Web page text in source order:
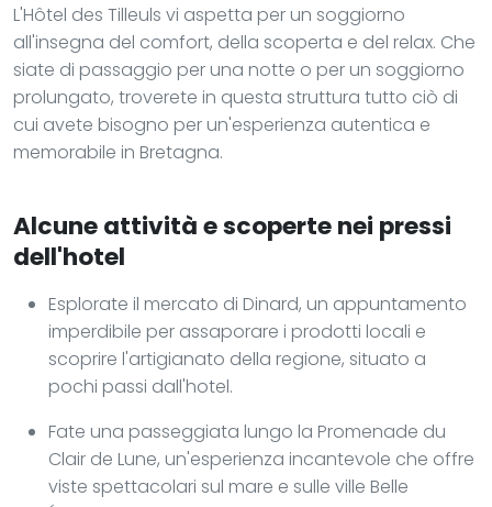
L'Hôtel des Tilleuls vi aspetta per un soggiorno
all'insegna del comfort, della scoperta e del relax. Che
siate di passaggio per una notte o per un soggiorno
prolungato, troverete in questa struttura tutto ciò di
cui avete bisogno per un'esperienza autentica e
memorabile in Bretagna.
Alcune attività e scoperte nei pressi
dell'hotel
Esplorate il mercato di Dinard, un appuntamento
imperdibile per assaporare i prodotti locali e
scoprire l'artigianato della regione, situato a
pochi passi dall'hotel.
Fate una passeggiata lungo la Promenade du
Clair de Lune, un'esperienza incantevole che offre
viste spettacolari sul mare e sulle ville Belle